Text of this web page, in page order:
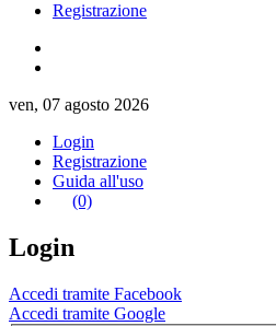
Registrazione
ven, 07 agosto 2026
Login
Registrazione
Guida all'uso
(0)
Login
Accedi tramite Facebook
Accedi tramite Google